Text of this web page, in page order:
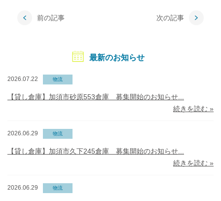
前の記事 次の記事
最新のお知らせ
2026.07.22 物流
【貸し倉庫】加須市砂原553倉庫 募集開始のお知らせ...
続きを読む »
2026.06.29 物流
【貸し倉庫】加須市久下245倉庫 募集開始のお知らせ...
続きを読む »
2026.06.29 物流